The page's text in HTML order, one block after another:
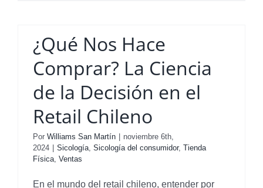
¿Qué Nos Hace
Comprar? La Ciencia
de la Decisión en el
Retail Chileno
Por Williams San Martín
noviembre 6th,
2024
Sicología, Sicología del consumidor, Tienda
Física, Ventas
En el mundo del retail chileno, entender por